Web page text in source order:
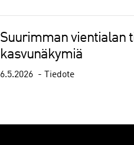
Suurimman vientialan
kasvunäkymiä
6.5.2026 Tiedote